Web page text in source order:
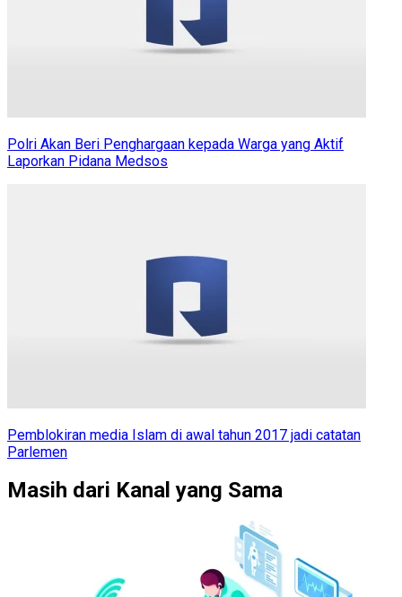
Polri Akan Beri Penghargaan kepada Warga yang Aktif
Laporkan Pidana Medsos
Pemblokiran media Islam di awal tahun 2017 jadi catatan
Parlemen
Masih dari Kanal yang Sama